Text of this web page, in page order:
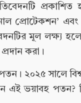
এবং
মূল লক্ষ্য
করা।
২০২৫ সালে
ভয়াবহ পতন?